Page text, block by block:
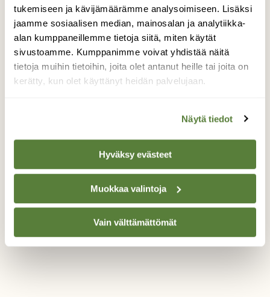
tukemiseen ja kävijämäärämme analysoimiseen. Lisäksi
jaamme sosiaalisen median, mainosalan ja analytiikka-
alan kumppaneillemme tietoja siitä, miten käytät
sivustoamme. Kumppanimme voivat yhdistää näitä
tietoja muihin tietoihin, joita olet antanut heille tai joita on
kerätty, kun olet käyttänyt heidän palvelujaan.
Näytä tiedot
Hyväksy evästeet
Muokkaa valintoja
Vain välttämättömät
Hiihtämässä 1.3.2021 Nastolassa ja ladulla
pötkötteli kohmeinem sisilisko. Siirsin pois
ladulta sulaneeseen kohtaan puun alle.